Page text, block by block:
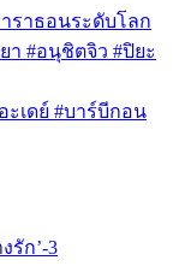
มาราธอนระดับโลก
า #อนุชิตจิว #ปิยะ
ะเดย์ #บาร์บีกอน
รัก’-3